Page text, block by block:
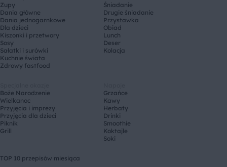
Zupy
Dania główne
Dania jednogarnkowe
Dla dzieci
Kiszonki i przetwory
Sosy
Sałatki i surówki
Kuchnie świata
Zdrowy fastfood
Śniadanie
Drugie śniadanie
Przystawka
Obiad
Lunch
Deser
Kolacja
Boże Narodzenie
Wielkanoc
Przyjęcia i imprezy
Przyjęcia dla dzieci
Piknik
Grill
Grzańce
Kawy
Herbaty
Drinki
Smoothie
Koktajle
Soki
TOP 10 przepisów miesiąca